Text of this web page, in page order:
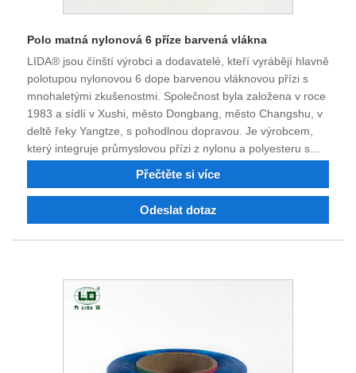
Polo matná nylonová 6 příze barvená vlákna
LIDA® jsou čínští výrobci a dodavatelé, kteří vyrábějí hlavně
polotupou nylonovou 6 dope barvenou vláknovou přízi s
mnohaletými zkušenostmi. Společnost byla založena v roce
1983 a sídlí v Xushi, město Dongbang, město Changshu, v
deltě řeky Yangtze, s pohodlnou dopravou. Je výrobcem,
který integruje průmyslovou přízi z nylonu a polyesteru s
denier, průmyslovou přízi zpomalující hoření a recyklovaný
polyesterové nylonové průmyslové vlákno a barevné příze.
Přečtěte si více
Odeslat dotaz